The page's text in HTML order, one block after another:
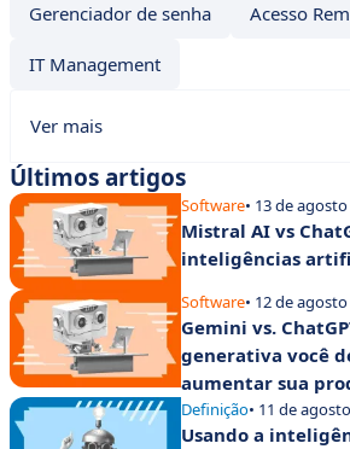
Gerenciador de senha Acesso
IT Management
Ver mais
Últimos artigos
Software• 13 de
Mistral AI vs
inteligências
Software• 12 de
Gemini vs.
generativa você
aumentar sua
2025?
Definição• 11 de
Usando a